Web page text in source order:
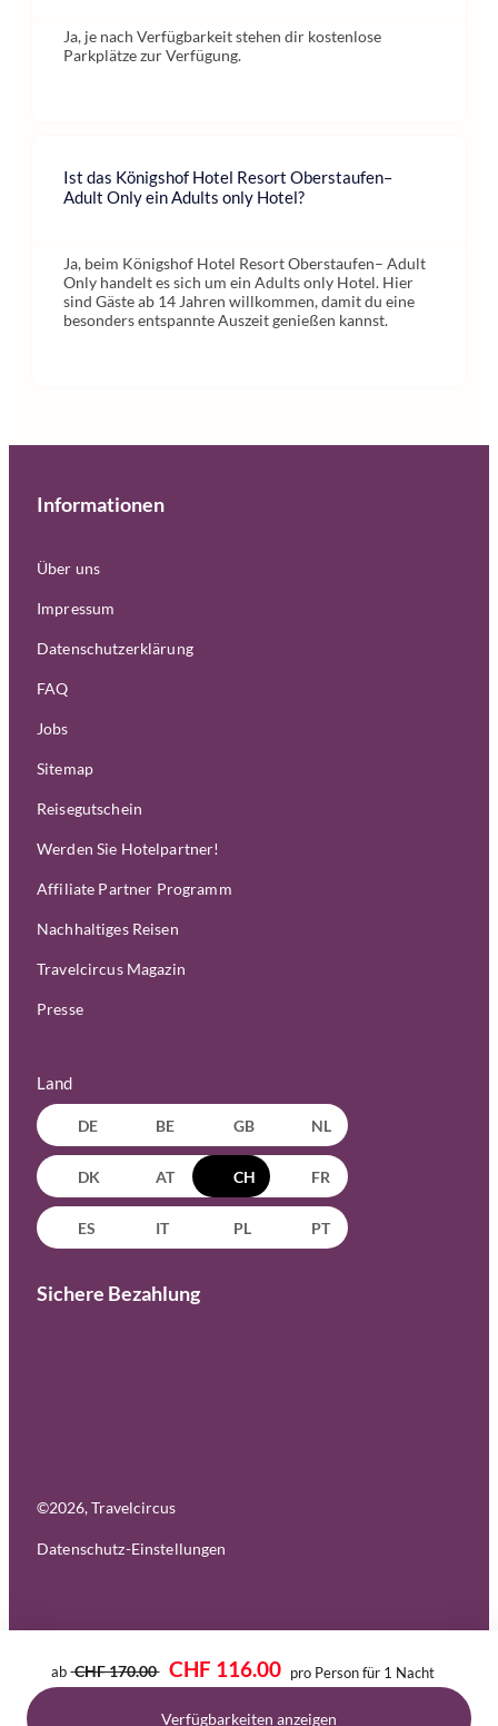
Ja, je nach Verfügbarkeit stehen dir kostenlose
Parkplätze zur Verfügung.
Ist das Königshof Hotel Resort Oberstaufen–
Adult Only ein Adults only Hotel?
Ja, beim Königshof Hotel Resort Oberstaufen– Adult
Only handelt es sich um ein Adults only Hotel. Hier
sind Gäste ab 14 Jahren willkommen, damit du eine
besonders entspannte Auszeit genießen kannst.
ab CHF 170.00 CHF 116.00 pro Person für 1 Nacht
Verfügbarkeiten anzeigen
Informationen
Über uns
Impressum
Datenschutzerklärung
FAQ
Jobs
Sitemap
Reisegutschein
Werden Sie Hotelpartner!
Affiliate Partner Programm
Nachhaltiges Reisen
Travelcircus Magazin
Presse
Land
DE BE GB NL
DK AT CH FR
ES IT PL PT
Sichere Bezahlung
©2026, Travelcircus
Datenschutz-Einstellungen